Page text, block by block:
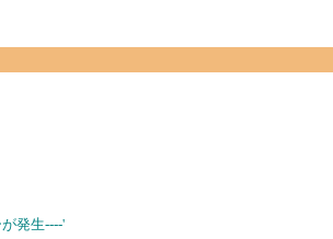
発生----'